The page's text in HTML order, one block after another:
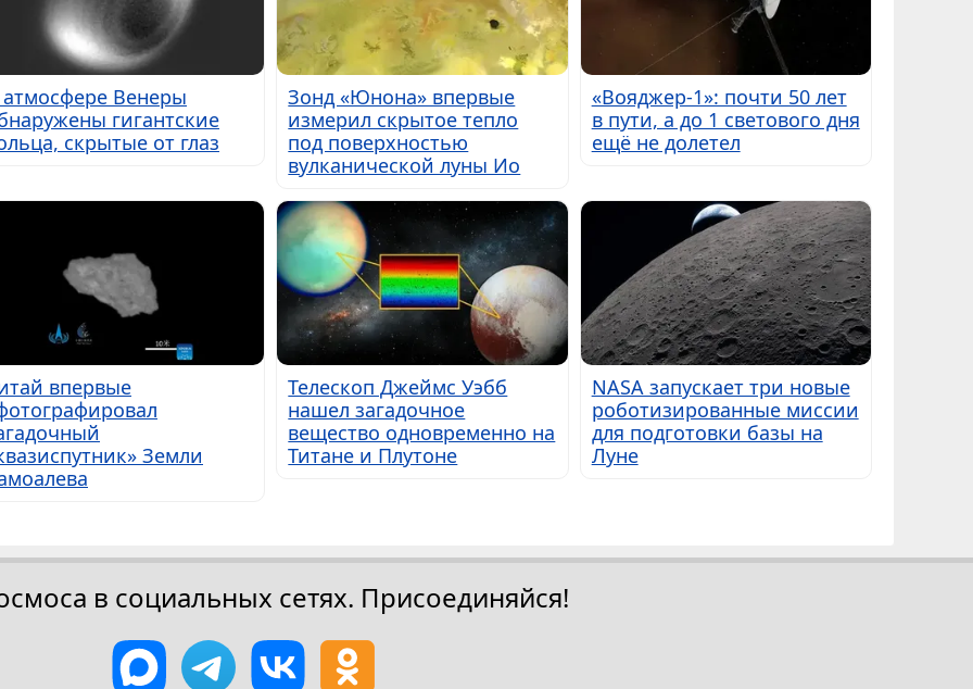
Венеры
гигантские
скрытые от глаз
Зонд «Юнона» впервые
измерил скрытое тепло
под поверхностью
вулканической луны Ио
«Вояджер-1»: почти 50 лет
в пути, а до 1 светового дня
ещё не долетел
впервые
Земли
Телескоп Джеймс Уэбб
нашел загадочное
вещество одновременно на
Титане и Плутоне
NASA запускает три новые
роботизированные миссии
для подготовки базы на
Луне
в социальных сетях. Присоединяйся!